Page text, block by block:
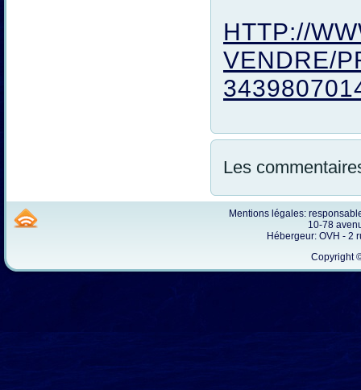
HTTP://
VENDRE/
Les
Mentions légales:
10-78
Hébergeur: OVH - 2
Copyright